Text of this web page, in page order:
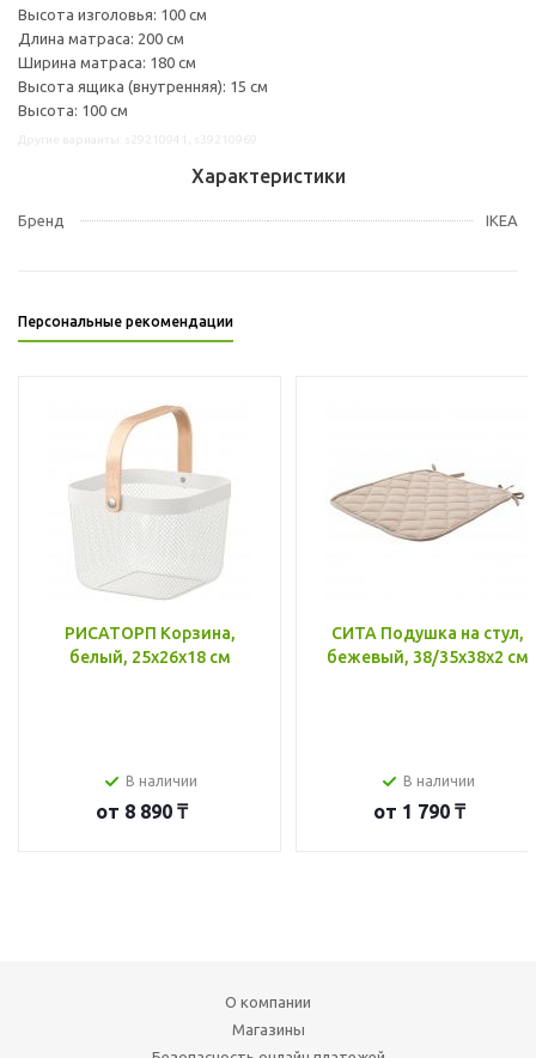
Высота изголовья: 100 см
Длина матраса: 200 см
Ширина матраса: 180 см
Высота ящика (внутренняя): 15 см
Высота: 100 см
Характеристики
Бренд IKEA
Персональные рекомендации
РИСАТОРП Корзина,
белый, 25x26x18 см
В наличии
от 8 890 ₸
СИТА Подушка на стул,
бежевый, 38/35x38x2 см
В наличии
от 1 790 ₸
О компании
Магазины